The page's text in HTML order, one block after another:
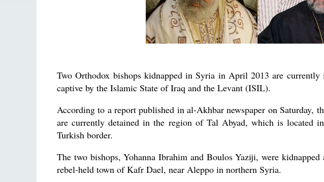
Two Orthodox bishops kidnapped in Syria in April 2013 are
captive by the Islamic State of Iraq and the Levant (ISIL).
According to a report published in al-Akhbar newspaper on Saturday,
are currently detained in the region of Tal Abyad, which is located
Turkish border.
The two bishops, Yohanna Ibrahim and Boulos Yaziji, were
rebel-held town of Kafr Dael, near Aleppo in northern Syria.